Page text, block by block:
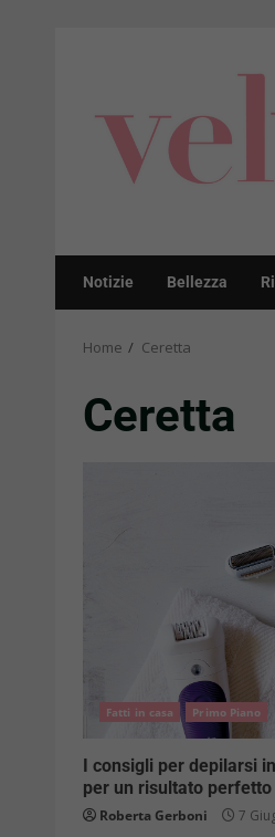
Notizie Bellezza
Home Ceretta
Ceretta
Fatti in casa Primo Piano
I consigli per depilarsi
per un risultato perfetto
Roberta Gerboni 7